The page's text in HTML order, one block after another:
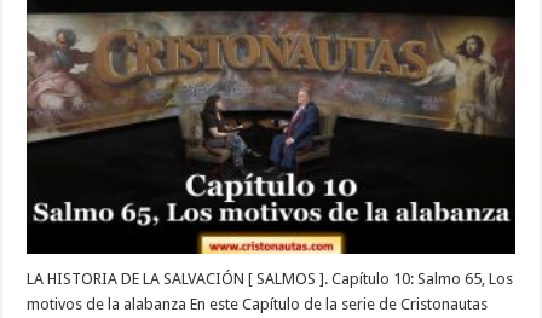
LA HISTORIA DE LA SALVACIÓN [ SALMOS ]. Capítulo 10: Salmo 65, Los
motivos de la alabanza En este Capítulo de la serie de Cristonautas